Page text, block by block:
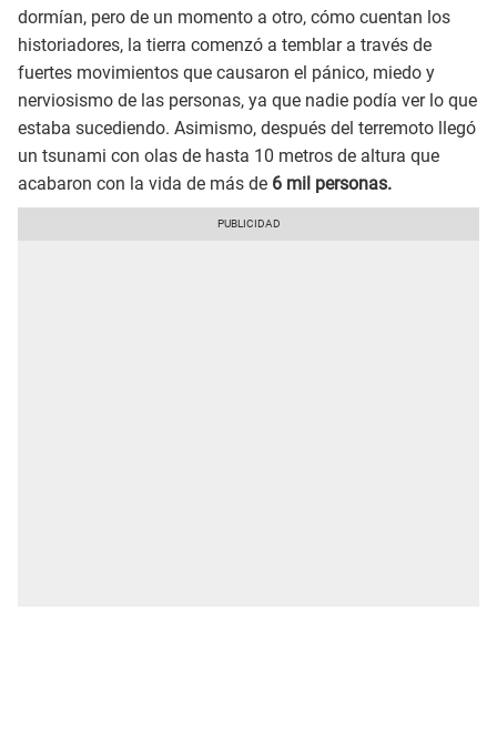
dormían, pero de un momento a otro, cómo cuentan los
historiadores, la tierra comenzó a temblar a través de
fuertes movimientos que causaron el pánico, miedo y
nerviosismo de las personas, ya que nadie podía ver lo que
estaba sucediendo. Asimismo, después del terremoto llegó
un tsunami con olas de hasta 10 metros de altura que
acabaron con la vida de más de 6 mil personas.